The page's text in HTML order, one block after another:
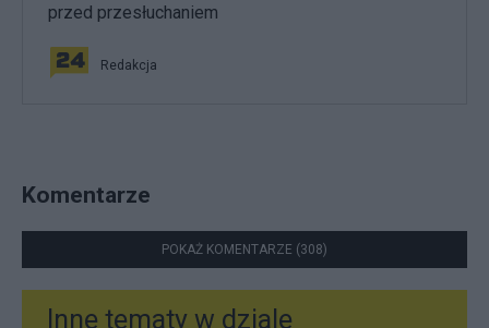
przed przesłuchaniem
Redakcja
Komentarze
POKAŻ KOMENTARZE (308)
Inne tematy w dziale